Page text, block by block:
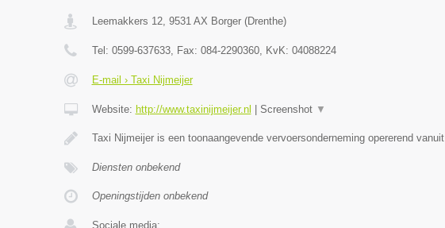
Leemakkers 12, 9531 AX Borger(Drenthe)
Tel: 0599-637633, Fax: 084-2290360, KvK: 04088224
E-mail › Taxi Nijmeijer
Website: http://www.taxinijmeijer.nl Screenshot ▼
Taxi Nijmeijer is een toonaangevende vervoersonderneming opererend vanuit
Diensten onbekend
Openingstijden onbekend
Sociale media: